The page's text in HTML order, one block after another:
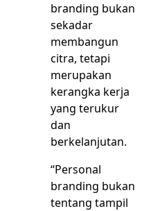
branding bukan
sekadar
membangun
citra, tetapi
merupakan
kerangka kerja
yang terukur
dan
berkelanjutan.
“Personal
branding bukan
tentang tampil